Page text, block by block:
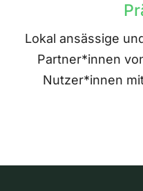
Lokal ansässige
Partner*innen
Nutzer*innen